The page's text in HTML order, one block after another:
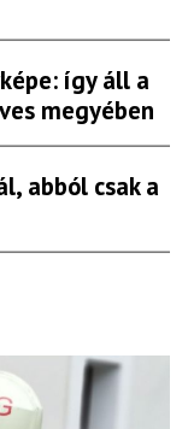
így áll a
megyében
abból csak a